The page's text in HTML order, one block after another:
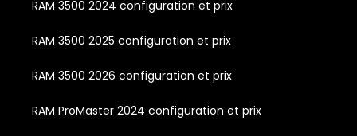
RAM 3500 2024 configuration et prix
RAM 3500 2025 configuration et prix
RAM 3500 2026 configuration et prix
RAM ProMaster 2024 configuration et prix